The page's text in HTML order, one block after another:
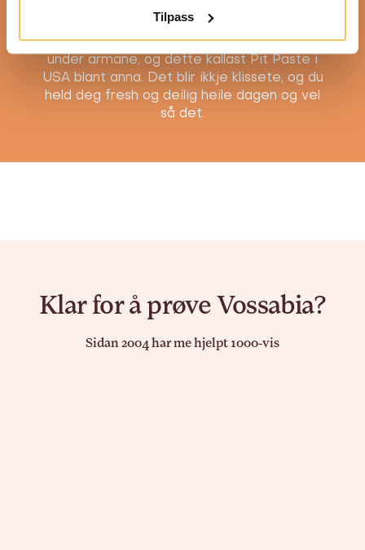
Tilpass
mest populære duftene. Den naturlege
deodoranten skal smørast med eit tynt lag
under armane, og dette kallast Pit Paste i
USA blant anna. Det blir ikkje klissete, og du
held deg fresh og deilig heile dagen og vel
så det.
Sidan 2004 har me hjelpt 1000-vis
Klar for å prøve Vossabia?